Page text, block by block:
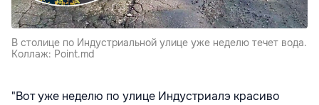
В столице по Индустриальной улице уже неделю течет вода.
Коллаж: Point.md
"Вот уже неделю по улице Индустриалэ красиво